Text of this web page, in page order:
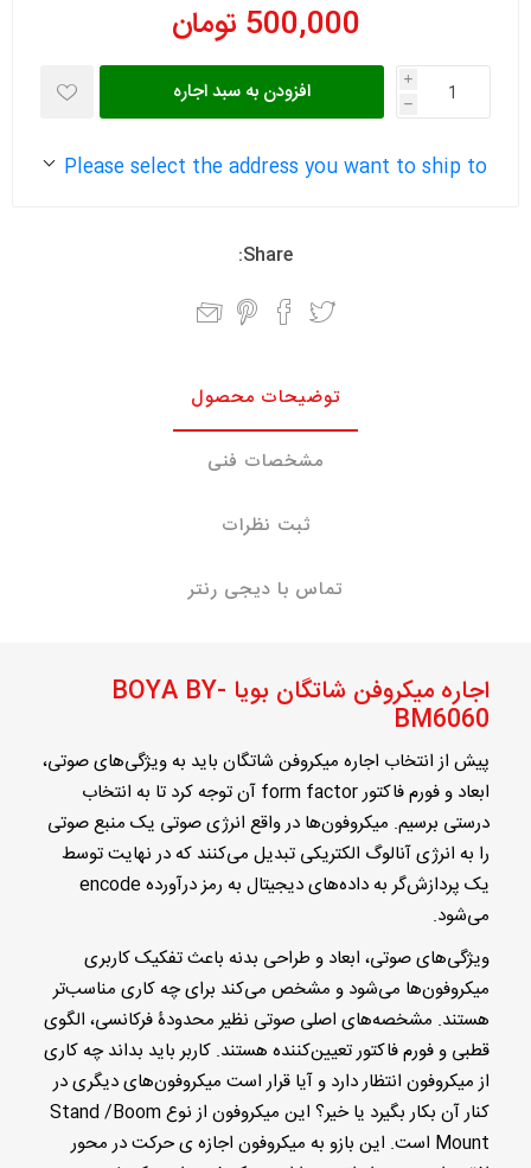
500,000 تومان
i
h افزودن به سبد اجاره
Please select the address you want to ship to
Share:
توضیحات محصول
مشخصات فنی
ثبت نظرات
تماس با دیجی رنتر
اجاره میکروفن شاتگان بویا BOYA BY-
BM6060
پیش از انتخاب اجاره میکروفن شاتگان باید به ویژگی‌های صوتی،
ابعاد و فورم فاکتور form factor آن توجه کرد تا به انتخاب
درستی برسیم. میکروفون‌ها در واقع انرژی صوتی یک منبع صوتی
را به انرژی آنالوگ الکتریکی تبدیل می‌کنند که در نهایت توسط
یک پردازش‌گر به داده‌های دیجیتال به رمز درآورده encode
می‌شود.
ویژگی‌های صوتی، ابعاد و طراحی بدنه باعث تفکیک کاربری
میکروفون‌ها می‌شود و مشخص می‌کند برای چه کاری مناسب‌تر
هستند. مشخصه‌های اصلی صوتی نظیر محدودۀ فرکانسی،‌ الگوی
قطبی و فورم فاکتور تعیین‌کننده هستند. کاربر باید بداند چه کاری
از میکروفون انتظار دارد و آیا قرار است میکروفون‌های دیگری در
کنار آن بکار بگیرد یا خیر؟ این میکروفون از نوع Stand /Boom
Mount است. این بازو به میکروفون اجازه ی حرکت در محور